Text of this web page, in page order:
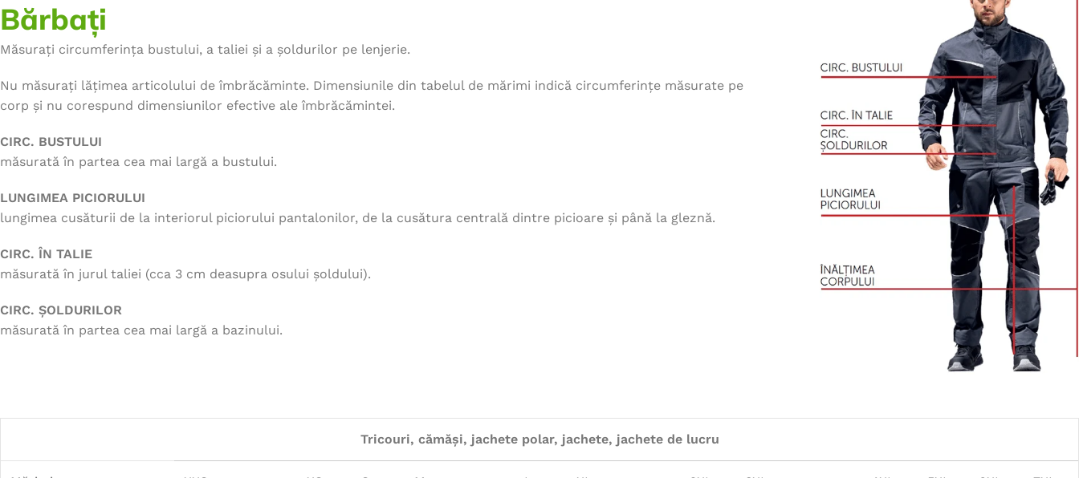
Bărbați
Măsurați circumferința bustului, a taliei și a șoldurilor pe lenjerie.
Nu măsurați lățimea articolului de îmbrăcăminte. Dimensiunile din tabelul de mărimi indică circumferințe măsurate pe
corp și nu corespund dimensiunilor efective ale îmbrăcămintei.
CIRC. BUSTULUI
măsurată în partea cea mai largă a bustului.
LUNGIMEA PICIORULUI
lungimea cusăturii de la interiorul piciorului pantalonilor, de la cusătura centrală dintre picioare și până la gleznă.
CIRC. ÎN TALIE
măsurată în jurul taliei (cca 3 cm deasupra osului șoldului).
CIRC. ȘOLDURILOR
măsurată în partea cea mai largă a bazinului.
Tricouri, cămăși, jachete polar, jachete, jachete de lucru